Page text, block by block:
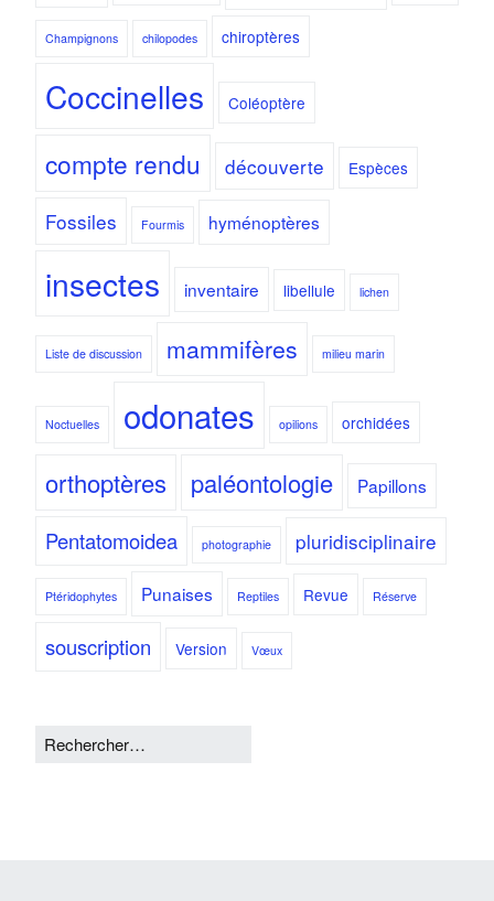
Champignons chilopodes chiroptères
Coccinelles Coléoptère
compte rendu découverte Espèces
Fossiles Fourmis hyménoptères
insectes inventaire libellule lichen
Liste de discussion mammifères milieu marin
Noctuelles odonates opilions orchidées
orthoptères paléontologie Papillons
Pentatomoidea photographie pluridisciplinaire
Ptéridophytes Punaises Reptiles Revue Réserve
souscription Version Vœux